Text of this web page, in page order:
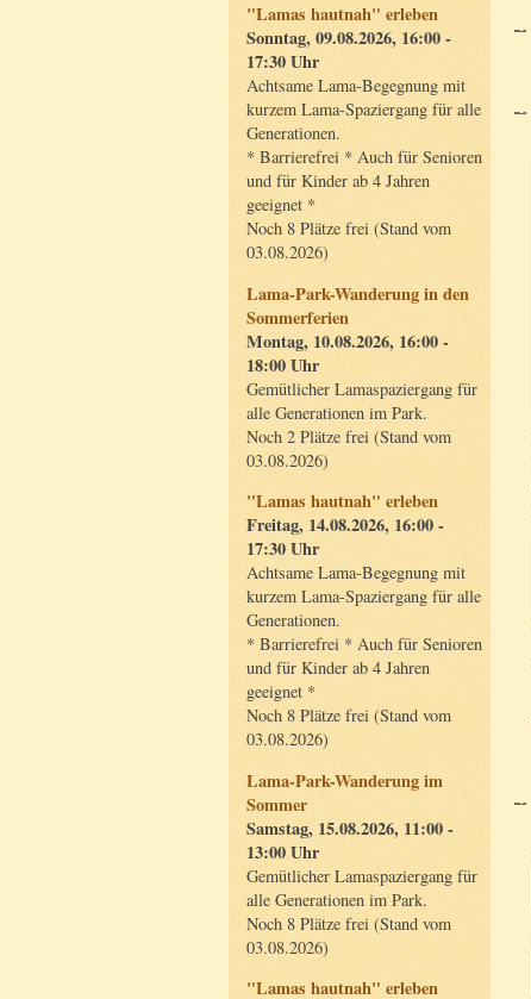
"Lamas hautnah" erleben
Sonntag, 09.08.2026, 16:00 -
17:30 Uhr
Achtsame Lama-Begegnung mit
kurzem Lama-Spaziergang für alle
Generationen.
* Barrierefrei * Auch für Senioren
und für Kinder ab 4 Jahren
geeignet *
Noch 8 Plätze frei (Stand vom
03.08.2026)
Lama-Park-Wanderung in den
Sommerferien
Montag, 10.08.2026, 16:00 -
18:00 Uhr
Gemütlicher Lamaspaziergang für
alle Generationen im Park.
Noch 2 Plätze frei (Stand vom
03.08.2026)
"Lamas hautnah" erleben
Freitag, 14.08.2026, 16:00 -
17:30 Uhr
Achtsame Lama-Begegnung mit
kurzem Lama-Spaziergang für alle
Generationen.
* Barrierefrei * Auch für Senioren
und für Kinder ab 4 Jahren
geeignet *
Noch 8 Plätze frei (Stand vom
03.08.2026)
Lama-Park-Wanderung im
Sommer
Samstag, 15.08.2026, 11:00 -
13:00 Uhr
Gemütlicher Lamaspaziergang für
alle Generationen im Park.
Noch 8 Plätze frei (Stand vom
03.08.2026)
"Lamas hautnah" erleben